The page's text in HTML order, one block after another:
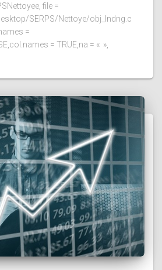
file =
SERPS/Nettoye/obj_lndng.c
=
= TRUE,na = « »,